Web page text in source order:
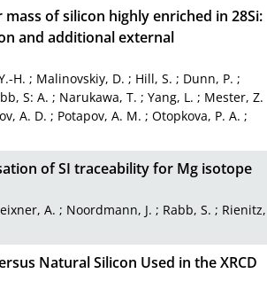
of silicon highly enriched in 28Si:
and additional external
H. ; Malinovskiy, D. ; Hill, S. ; Dunn, P. ;
S: A. ; Narukawa, T. ; Yang, L. ; Mester, Z.
A. D. ; Potapov, A. M. ; Otopkova, P. A. ;
of SI traceability for Mg isotope
A. ; Noordmann, J. ; Rabb, S. ; Rienitz,
Natural Silicon Used in the XRCD